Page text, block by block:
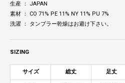
生産 ： JAPAN
素材 ： CO 71% PE 11% NY 11% PU 7%
洗濯 ： タンブラー乾燥はお避け下さい。
SIZING
サイズ 総丈 足丈